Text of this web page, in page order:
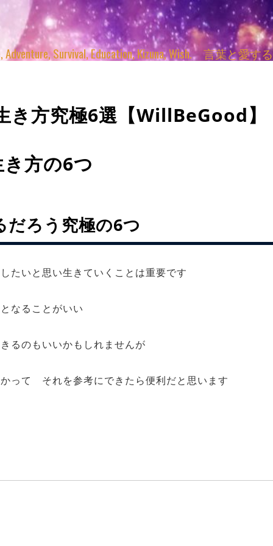
Survival, Education, Kizuna, Wish. 言葉と
き方究極6選【WillBeGood】
方の6つ
だろう究極の6つ
たいと思い生きていくことは重要です
なることがいい
るのもいいかもしれませんが
って それを参考にできたら便利だと思います